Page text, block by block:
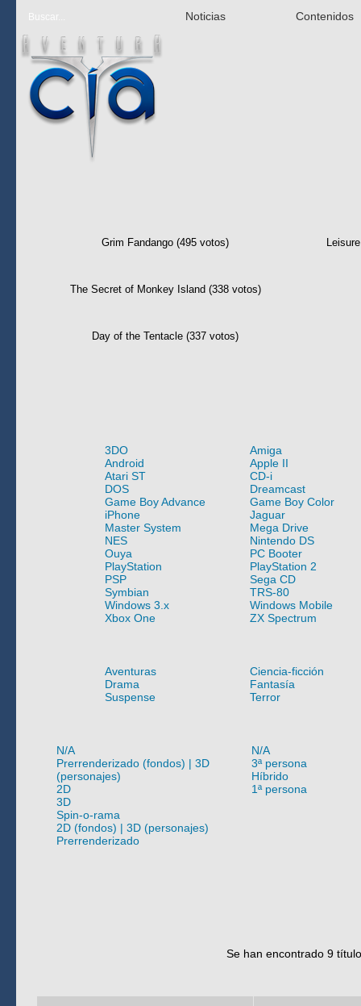
Noticias Contenidos
Grim Fandango (495 votos)
The Secret of Monkey Island (338 votos)
Day of the Tentacle (337 votos)
3DO
Amiga
Android
Apple II
Atari ST
CD-i
DOS
Dreamcast
Game Boy Advance
Game Boy Color
iPhone
Jaguar
Master System
Mega Drive
NES
Nintendo DS
Ouya
PC Booter
PlayStation
PlayStation 2
PSP
Sega CD
Symbian
TRS-80
Windows 3.x
Windows Mobile
Xbox One
ZX Spectrum
Aventuras
Ciencia-ficción
Drama
Fantasía
Suspense
Terror
N/A
Prerrenderizado (fondos) | 3D
(personajes)
2D
3D
Spin-o-rama
2D (fondos) | 3D (personajes)
Prerrenderizado
N/A
3ª persona
Híbrido
1ª persona
Se han encontrado 9